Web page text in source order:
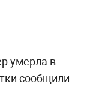
умерла в
сообщили